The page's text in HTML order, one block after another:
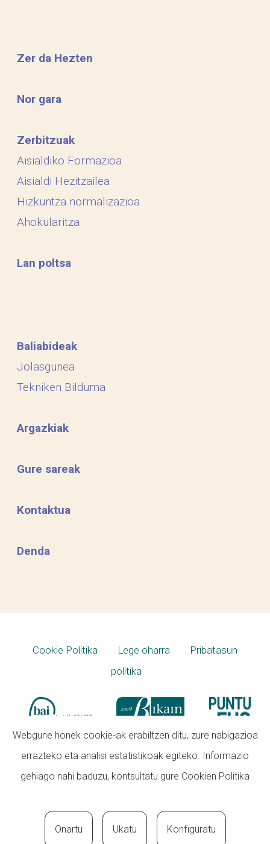
Zer da Hezten
Nor gara
Zerbitzuak
Aisialdiko Formazioa
Aisialdi Hezitzailea
Hizkuntza normalizazioa
Ahokularitza
Lan poltsa
Baliabideak
Jolasgunea
Tekniken Bilduma
Argazkiak
Gure sareak
Kontaktua
Denda
Cookie Politika Lege oharra
Pribatasun
politika
Webgune honek cookie-ak erabiltzen ditu, zure nabigazioa
errazteko eta analisi estatistikoak egiteko. Informazio
gehiago nahi baduzu, kontsultatu gure Cookien Politika
Onartu Ukatu Konfiguratu